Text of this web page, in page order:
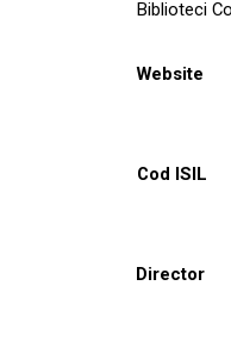
Biblioteci
Website
Cod ISIL
Director